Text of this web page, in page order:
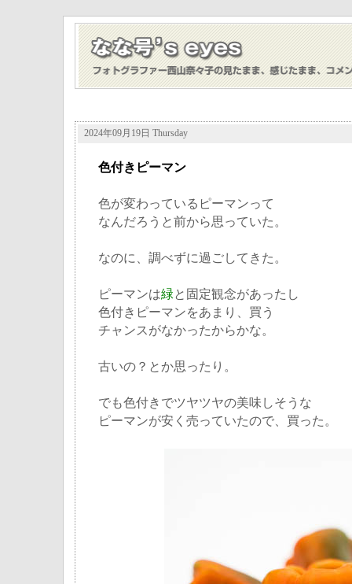
2024年09月19日 Thursday
色付きピーマン
色が変わっているピーマンって
なんだろうと前から思っていた。
なのに、調べずに過ごしてきた。
ピーマンは緑と固定観念があったし
色付きピーマンをあまり、買う
チャンスがなかったからかな。
古いの？とか思ったり。
でも色付きでツヤツヤの美味しそうな
ピーマンが安く売っていたので、買った。